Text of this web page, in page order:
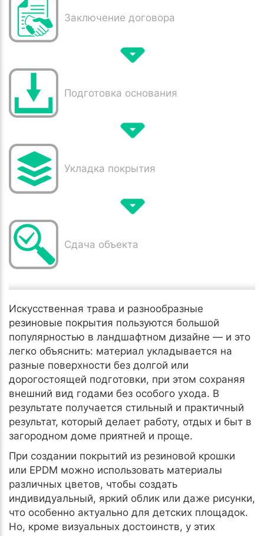
Заключение договора
Подготовка основания
Укладка покрытия
Сдача объекта
Искусственная трава и разнообразные
резиновые покрытия пользуются большой
популярностью в ландшафтном дизайне — и это
легко объяснить: материал укладывается на
разные поверхности без долгой или
дорогостоящей подготовки, при этом сохраняя
внешний вид годами без особого ухода. В
результате получается стильный и практичный
результат, который делает работу, отдых и быт в
загородном доме приятней и проще.
При создании покрытий из резиновой крошки
или EPDM можно использовать материалы
различных цветов, чтобы создать
индивидуальный, яркий облик или даже рисунки,
что особенно актуально для детских площадок.
Но, кроме визуальных достоинств, у этих